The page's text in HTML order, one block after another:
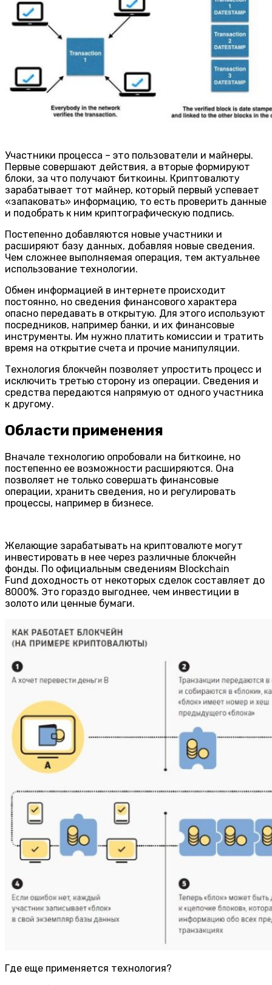
Участники процесса – это пользователи и майнеры.
Первые совершают действия, а вторые формируют
блоки, за что получают биткоины. Криптовалюту
зарабатывает тот майнер, который первый успевает
«запаковать» информацию, то есть проверить данные
и подобрать к ним криптографическую подпись.
Постепенно добавляются новые участники и
расширяют базу данных, добавляя новые сведения.
Чем сложнее выполняемая операция, тем актуальнее
использование технологии.
Обмен информацией в интернете происходит
постоянно, но сведения финансового характера
опасно передавать в открытую. Для этого используют
посредников, например банки, и их финансовые
инструменты. Им нужно платить комиссии и тратить
время на открытие счета и прочие манипуляции.
Технология блокчейн позволяет упростить процесс и
исключить третью сторону из операции. Сведения и
средства передаются напрямую от одного участника
к другому.
Области применения
Вначале технологию опробовали на биткоине, но
постепенно ее возможности расширяются. Она
позволяет не только совершать финансовые
операции, хранить сведения, но и регулировать
процессы, например в бизнесе.
Желающие зарабатывать на криптовалюте могут
инвестировать в нее через различные блокчейн
фонды. По официальным сведениям Blockchain
Fund доходность от некоторых сделок составляет до
8000%. Это гораздо выгоднее, чем инвестиции в
золото или ценные бумаги.
Где еще применяется технология?